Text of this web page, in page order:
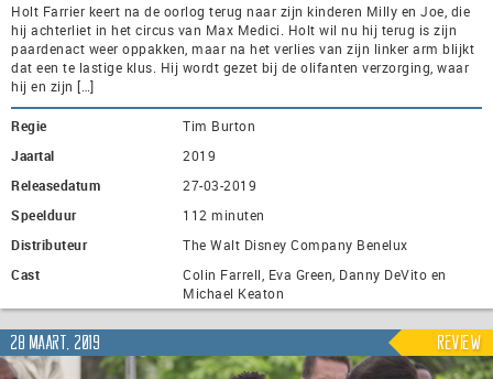
Holt Farrier keert na de oorlog terug naar zijn kinderen Milly en Joe, die
hij achterliet in het circus van Max Medici. Holt wil nu hij terug is zijn
paardenact weer oppakken, maar na het verlies van zijn linker arm blijkt
dat een te lastige klus. Hij wordt gezet bij de olifanten verzorging, waar
hij en zijn […]
Regie
Tim Burton
Jaartal
2019
Releasedatum
27-03-2019
Speelduur
112 minuten
Distributeur
The Walt Disney Company Benelux
Cast
Colin Farrell, Eva Green, Danny DeVito en
Michael Keaton
28 maart, 2019 Review